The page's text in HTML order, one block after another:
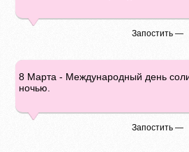
Запостить —
8 Марта - Международный день
ночью.
Запостить —